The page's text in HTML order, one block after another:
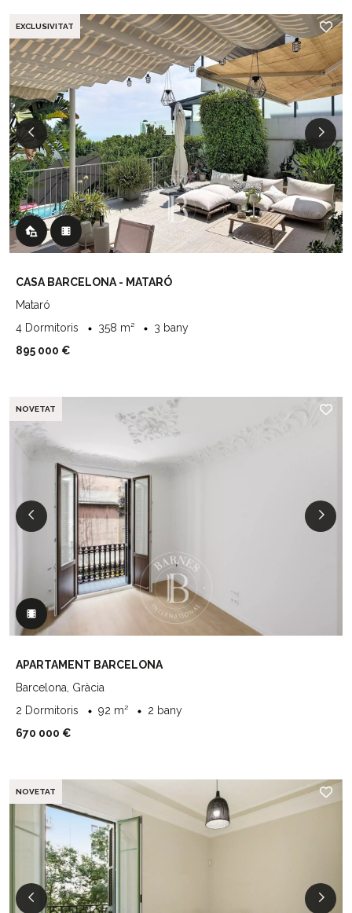
EXCLUSIVITAT
CASA BARCELONA - MATARÓ
Mataró
4 Dormitoris
358 m²
3 bany
895 000 €
NOVETAT
APARTAMENT BARCELONA
Barcelona, Gràcia
2 Dormitoris
92 m²
2 bany
670 000 €
NOVETAT